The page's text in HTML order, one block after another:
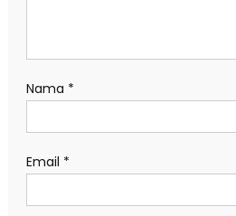
Nama *
Email *